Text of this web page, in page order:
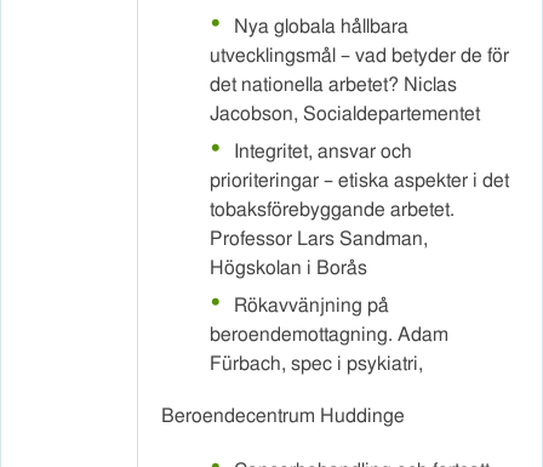
Nya globala hållbara
utvecklingsmål – vad betyder de för
det nationella arbetet? Niclas
Jacobson, Socialdepartementet
Integritet, ansvar och
prioriteringar – etiska aspekter i det
tobaksförebyggande arbetet.
Professor Lars Sandman,
Högskolan i Borås
Rökavvänjning på
beroendemottagning. Adam
Fürbach, spec i psykiatri,
Beroendecentrum Huddinge